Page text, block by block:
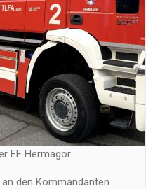
FF Hermagor
den Kommandanten